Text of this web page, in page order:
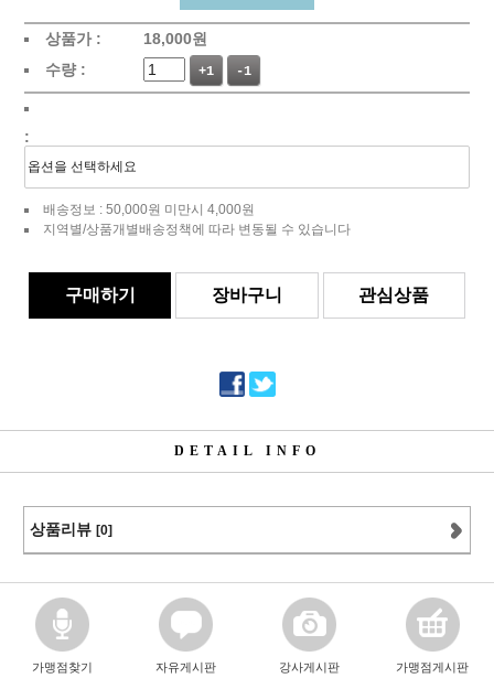
상품가 : 18,000원
수량 :
+1 -1
:
배송정보 : 50,000원 미만시 4,000원
지역별/상품개별배송정책에 따라 변동될 수 있습니다
구매하기 장바구니 관심상품
DETAIL INFO
상품리뷰 [0]
가맹점찾기 자유게시판 강사게시판 가맹점게시판